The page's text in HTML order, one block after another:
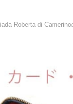
Roberta di